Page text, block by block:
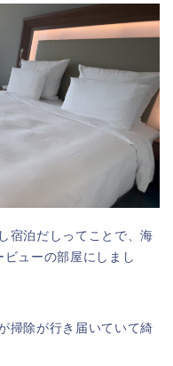
宿泊だしってことで、海
ューの部屋にしまし
掃除が行き届いていて綺